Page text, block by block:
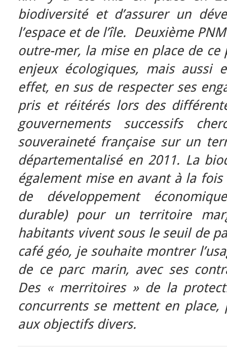
biodiversité et d’assurer un
l’espace et de l’île. Deuxième
outre-mer, la mise en place de
enjeux écologiques, mais aussi
effet, en sus de respecter ses
pris et réitérés lors des
gouvernements successifs
souveraineté française sur un
départementalisé en 2011. La
également mise en avant à la
de développement
durable) pour un territoire
habitants vivent sous le seuil de
café géo, je souhaite montrer
de ce parc marin, avec ses
Des « merritoires » de la
concurrents se mettent en place,
aux objectifs divers.